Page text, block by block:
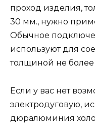
проход изделия,
30 мм., нужно
Обычное
используют для
толщиной не
Если у вас нет
электродуговую,
дюралюминия